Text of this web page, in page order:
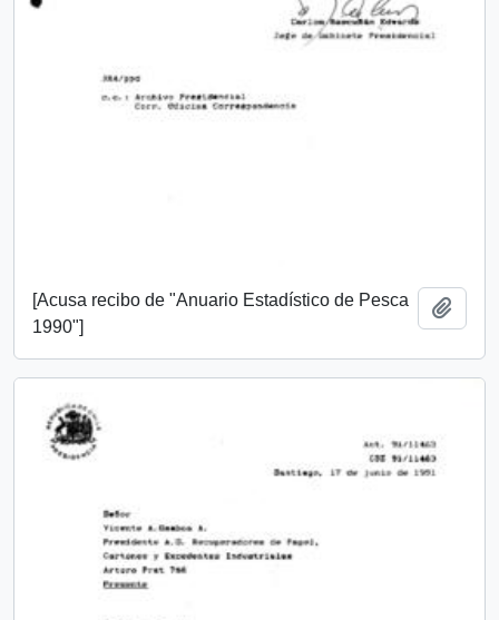
[Acusa recibo de "Anuario Estadístico de Pesca
1990"]